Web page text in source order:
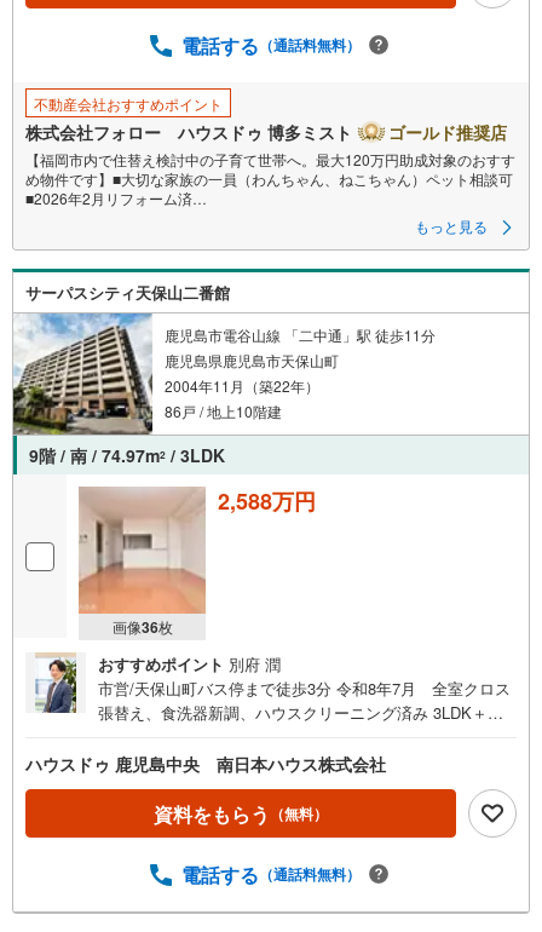
す
る
電話する （通話料無料）
不動産会社おすすめポイント
株式会社フォロー ハウスドゥ 博多ミスト ゴールド推奨店
【福岡市内で住替え検討中の子育て世帯へ。最大120万円助成対象のおすす
め物件です】■大切な家族の一員（わんちゃん、ねこちゃん）ペット相談可
■2026年2月リフォーム済
「今vs5年後」「賃貸vs購入」「戸建vsマンション」など、お住まい選びを
答えはお客様の家族構成やご年齢、ライフプランによって全く変わってき
ます。
ネット検索も便利ですが、1回のご相談でお悩みが解決できるかもしれませ
ん。
その答えが「購入しない」となっても、お客様、ご家族様のベストであれ
ば、それに越したことはありません。まずはお問い合わせください。
もっと見る
サーパスシティ天保山二番館
鹿児島市電谷山線 「二中通」駅 徒歩11分
鹿児島県鹿児島市天保山町
2004年11月（築22年）
86戸 / 地上10階建
9階 / 南 / 74.97m2 / 3LDK
画像36枚
2,588万円
おすすめポイント 別府 潤
市営/天保山町バス停まで徒歩3分 令和8年7月 全室クロス
張替え、食洗器新調、ハウスクリーニング済み 3LDK＋フ
けた眺望■周辺環境■・セブンイレブン天保山店まで徒歩2
分（約150m）・天保山公園まで徒歩4分（約280m）・天保
山中学校まで徒歩5分（約330m）・社会医療法人緑泉会
米盛病院まで徒歩7分（約530m）・タイヨー下荒田店まで
園まで徒歩9分（約650m）・アクロスプラザ与次郎まで徒
歩9分（約700m）・ニシムタ与次郎店まで徒歩9分（約720
ハウスドゥ 鹿児島中央 南日本ハウス株式会社
資料をもらう （無料）
電話する （通話料無料）